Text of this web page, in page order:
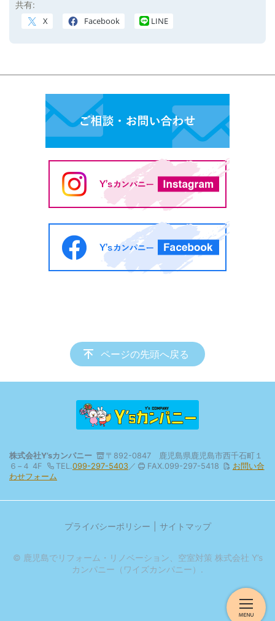
共有:
X Facebook LINE
ページの先頭へ戻る
株式会社Y’sカンパニー
〒892-0847 鹿児島県鹿児島市西千石町１
６−４ 4F
TEL.099-297-5403／ FAX.099-297-5418
お問い合
わせフォーム
プライバシーポリシー サイトマップ
© 鹿児島でリフォーム・リノベーション、空室対策 株式会社 Y’s
カンパニー（ワイズカンパニー）.